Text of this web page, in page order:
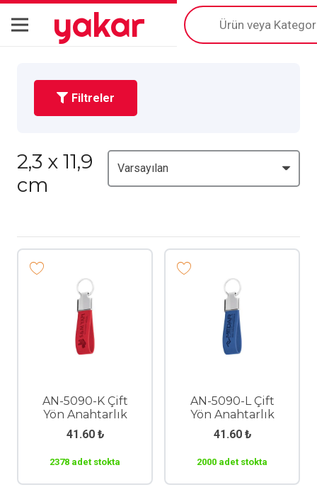
yakar
Products
search
Filtreler
2,3 x 11,9
cm
AN-5090-K Çift
Yön Anahtarlık
41.60 ₺
2378 adet stokta
AN-5090-L Çift
Yön Anahtarlık
41.60 ₺
2000 adet stokta